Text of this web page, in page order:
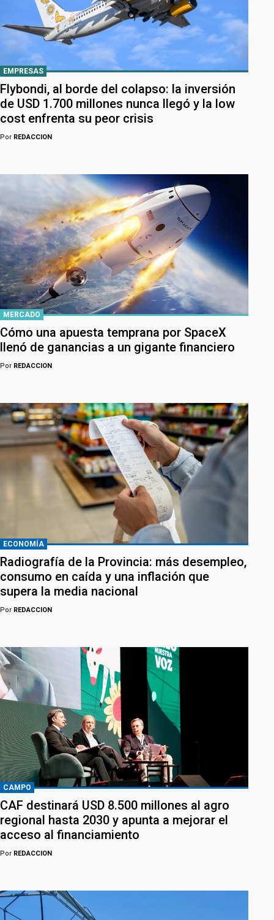
EMPRESAS
Flybondi, al borde del colapso: la inversión
de USD 1.700 millones nunca llegó y la low
cost enfrenta su peor crisis
Por REDACCION
MERCADO
Cómo una apuesta temprana por SpaceX
llenó de ganancias a un gigante financiero
Por REDACCION
ECONOMÍA
Radiografía de la Provincia: más desempleo,
consumo en caída y una inflación que
supera la media nacional
Por REDACCION
CAMPO
CAF destinará USD 8.500 millones al agro
regional hasta 2030 y apunta a mejorar el
acceso al financiamiento
Por REDACCION